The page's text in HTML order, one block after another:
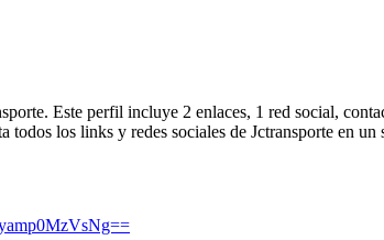
Este perfil incluye 2 enlaces, 1 red social,
todos los links y redes sociales de Jctransporte en un